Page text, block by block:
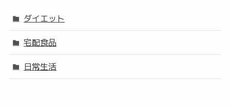
ダイエット
宅配食品
日常生活